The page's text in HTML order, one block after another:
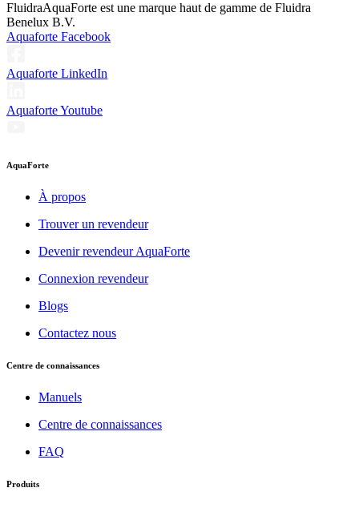
FluidraAquaForte est une marque haut de gamme de Fluidra
Benelux B.V.
Aquaforte Facebook
Aquaforte LinkedIn
Aquaforte Youtube
AquaForte
À propos
Trouver un revendeur
Devenir revendeur AquaForte
Connexion revendeur
Blogs
Contactez nous
Centre de connaissances
Manuels
Centre de connaissances
FAQ
Produits